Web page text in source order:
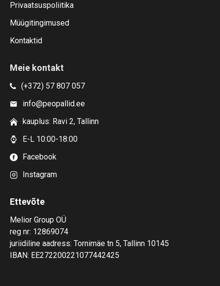
Privaatsuspoliitika
Müügitingimused
Kontaktid
Meie kontakt
(+372) 57 807 057
info@peopallid.ee
kauplus: Ravi 2, Tallinn
E-L 10:00-18:00
Facebook
Instagram
Ettevõte
Melior Group OÜ
reg nr: 12869074
juriidiline aadress: Tornimäe tn 5, Tallinn 10145
IBAN: EE272200221077442425